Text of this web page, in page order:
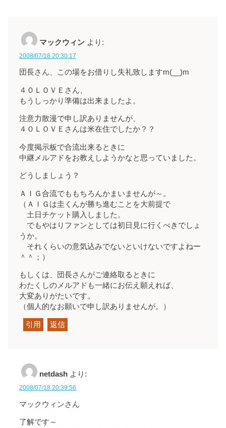
マックウィン より:
2008/07/18 20:30:17
団長さん、この場をお借りし失礼致しますm(__)m
４０ＬＯＶＥさん、
もうしっかり準備は出来ましたよ。
注意力散漫で申し訳ありませんが、
４０ＬＯＶＥさんは米在住でしたか？？
今度掲示板で合流出来るときに
中継メルアドをお教えしようかなと思っていました。
どうしましょう？
ＡＩＧ合流でももちろんかまいませんが～。
（ＡＩＧは圭くんが勝ち進むことを大前提で
土日チケット購入しました。
でもやはりファンとしては初日見に行くべきでしょ
うか。
それくらいの意気込みでないといけないですよねー
＾＾；）
もしくは、団長さんがご連絡取るときに
わたくしのメルアドも一緒にお伝え願えれば、
大変ありがたいです。
（個人的なお願いで申し訳ありませんが。）
引用 返信
netdash より:
2008/07/18 20:39:56
マックウィンさん
了解です～